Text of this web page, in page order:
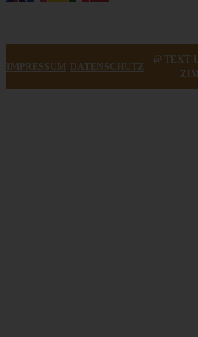
IMPRESSUM DATENSCHUTZ
@ TEXT